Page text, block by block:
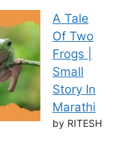
A Tale
Of Two
Frogs |
Small
Story In
Marathi
by RITESH